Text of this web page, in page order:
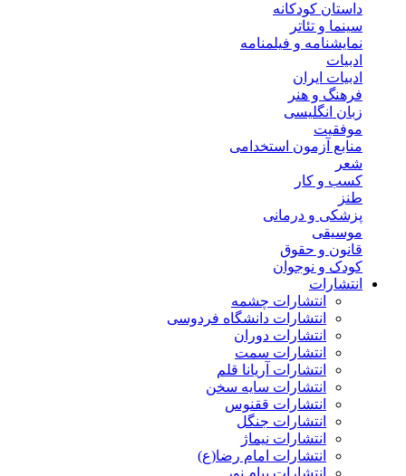
داستان کودکانه
سینما و تئاتر
نمایشنامه و فیلمنامه
ادبیات
ادبیات ایران
فرهنگ و هنر
زبان انگلیسی
موفقیت
منابع آزمون استخدامی
شعر
کسب و کار
طنز
پزشکی و درمانی
موسیقی
قانون و حقوق
کودک و نوجوان
انتشارات
انتشارات چشمه
انتشارات دانشگاه فردوسی
انتشارات دوران
انتشارات سمت
انتشارات آریانا قلم
انتشارات سایه سخن
انتشارات ققنوس
انتشارات جنگل
انتشارات نیماژ
انتشارات امام رضا(ع)
انتشارات پیام نور